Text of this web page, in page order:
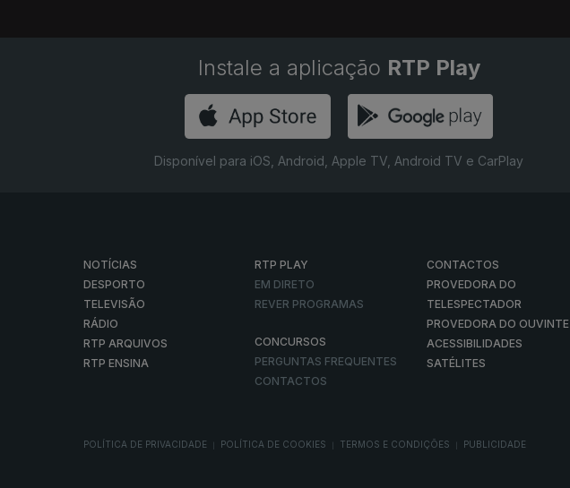
Instale a aplicação RTP Play
Disponível para iOS, Android, Apple TV, Android TV e CarPlay
NOTÍCIAS
DESPORTO
TELEVISÃO
RÁDIO
RTP ARQUIVOS
RTP ENSINA
RTP PLAY
EM DIRETO
REVER PROGRAMAS
CONCURSOS
PERGUNTAS FREQUENTES
CONTACTOS
CONTACTOS
PROVEDORA DO
TELESPECTADOR
PROVEDORA DO OUVINTE
ACESSIBILIDADES
SATÉLITES
POLÍTICA DE PRIVACIDADE POLÍTICA DE COOKIES TERMOS E CONDIÇÕES PUBLICIDADE